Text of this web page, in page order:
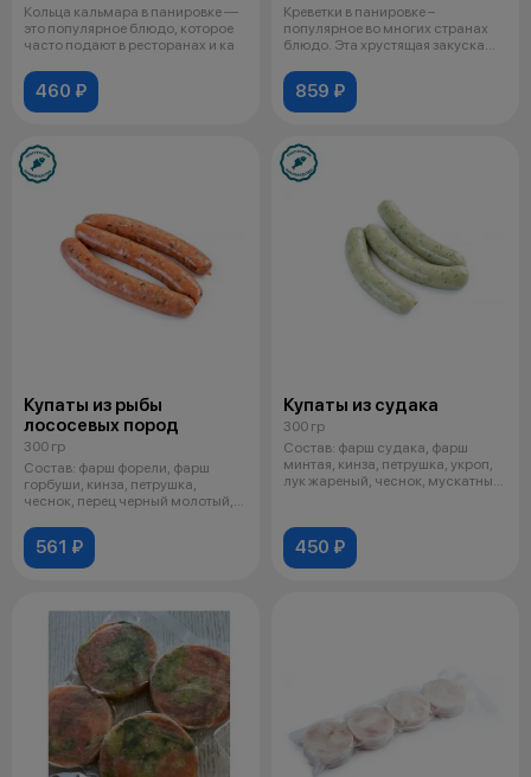
Кольца кальмара в панировке —
это популярное блюдо, которое
часто подают в ресторанах и ка
460 ₽
Креветки в панировке –
популярное во многих странах
блюдо. Эта хрустящая закуска
859 ₽
Купаты из рыбы
лососевых пород
300 гр
Состав: фарш форели, фарш
горбуши, кинза, петрушка,
чеснок, перец черный молотый,
561 ₽
Купаты из судака
300 гр
Состав: фарш судака, фарш
минтая, кинза, петрушка, укроп,
лук жареный, чеснок, мускатный
450 ₽